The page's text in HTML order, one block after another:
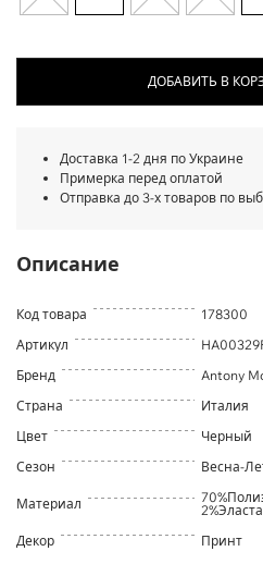
ДОБАВИТЬ В
Доставка 1-2 дня по Украине
Примерка перед оплатой
Отправка до 3-х товаров по
Описание
Код товара
178300
Артикул
Бренд
Antony
Страна
Италия
Цвет
Черный
Сезон
Весна-
Материал
Декор
Принт